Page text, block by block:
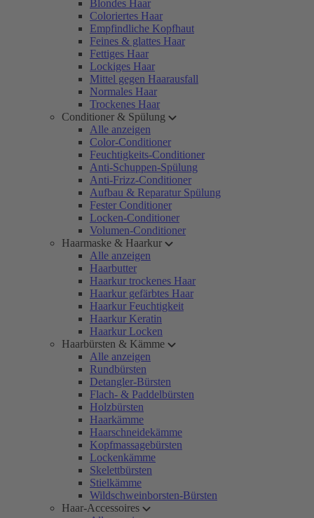
Blondes Haar
Coloriertes Haar
Empfindliche Kopfhaut
Feines & glattes Haar
Fettiges Haar
Lockiges Haar
Mittel gegen Haarausfall
Normales Haar
Trockenes Haar
Conditioner & Spülung
Alle anzeigen
Color-Conditioner
Feuchtigkeits-Conditioner
Anti-Schuppen-Spülung
Anti-Frizz-Conditioner
Aufbau & Reparatur Spülung
Fester Conditioner
Locken-Conditioner
Volumen-Conditioner
Haarmaske & Haarkur
Alle anzeigen
Haarbutter
Haarkur trockenes Haar
Haarkur gefärbtes Haar
Haarkur Feuchtigkeit
Haarkur Keratin
Haarkur Locken
Haarbürsten & Kämme
Alle anzeigen
Rundbürsten
Detangler-Bürsten
Flach- & Paddelbürsten
Holzbürsten
Haarkämme
Haarschneidekämme
Kopfmassagebürsten
Lockenkämme
Skelettbürsten
Stielkämme
Wildschweinborsten-Bürsten
Haar-Accessoires